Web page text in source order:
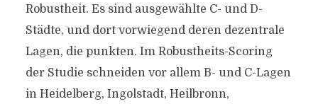
Robustheit. Es sind ausgewählte C- und D-
Städte, und dort vorwiegend deren dezentrale
Lagen, die punkten. Im Robustheits-Scoring
der Studie schneiden vor allem B- und C-Lagen
in Heidelberg, Ingolstadt, Heilbronn,